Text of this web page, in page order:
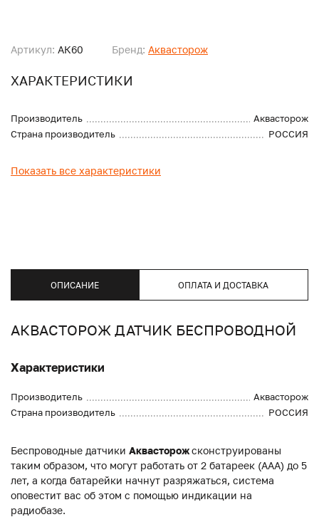
Артикул: АК60 Бренд: Аквасторож
ХАРАКТЕРИСТИКИ
Производитель
Аквасторож
Страна производитель
РОССИЯ
Показать все характеристики
ОПИСАНИЕ ОПЛАТА И ДОСТАВКА
АКВАСТОРОЖ ДАТЧИК БЕСПРОВОДНОЙ
Характеристики
Производитель
Аквасторож
Страна производитель
РОССИЯ
Беспроводные датчики Аквасторожсконструированы
таким образом, что могут работать от 2 батареек (ААА) до 5
лет, а когда батарейки начнут разряжаться, система
оповестит вас об этом с помощью индикации на
радиобазе.